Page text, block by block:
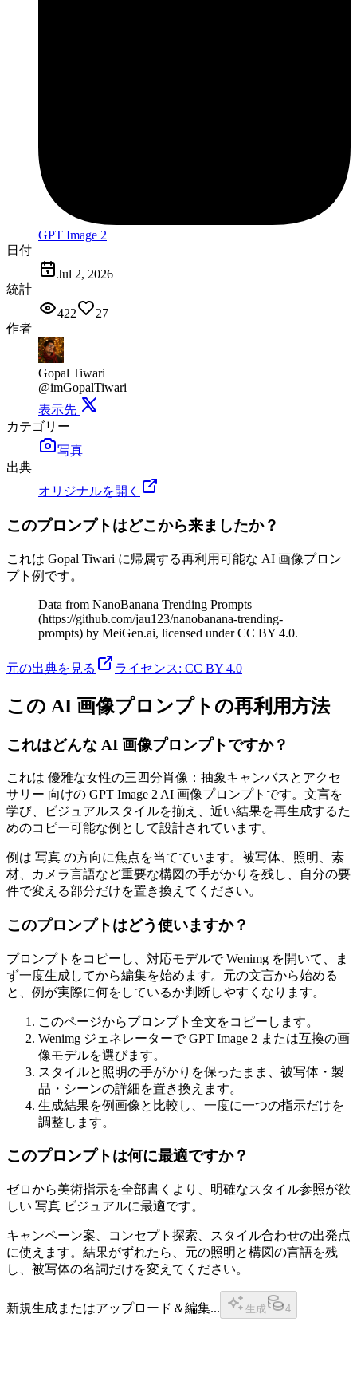
GPT Image 2
日付
Jul 2, 2026
統計
422
27
作者
Gopal Tiwari
@imGopalTiwari
表示先
カテゴリー
写真
出典
オリジナルを開く
このプロンプトはどこから来ましたか？
これは Gopal Tiwari に帰属する再利用可能な AI 画像プロン
プト例です。
Data from NanoBanana Trending Prompts
(https://github.com/jau123/nanobanana-trending-
prompts) by MeiGen.ai, licensed under CC BY 4.0.
元の出典を見る ライセンス: CC BY 4.0
この AI 画像プロンプトの再利用方法
これはどんな AI 画像プロンプトですか？
これは 優雅な女性の三四分肖像：抽象キャンバスとアクセ
サリー 向けの GPT Image 2 AI 画像プロンプトです。文言を
学び、ビジュアルスタイルを揃え、近い結果を再生成するた
めのコピー可能な例として設計されています。
例は 写真 の方向に焦点を当てています。被写体、照明、素
材、カメラ言語など重要な構図の手がかりを残し、自分の要
件で変える部分だけを置き換えてください。
このプロンプトはどう使いますか？
プロンプトをコピーし、対応モデルで Wenimg を開いて、ま
ず一度生成してから編集を始めます。元の文言から始める
と、例が実際に何をしているか判断しやすくなります。
このページからプロンプト全文をコピーします。
Wenimg ジェネレーターで GPT Image 2 または互換の画
像モデルを選びます。
スタイルと照明の手がかりを保ったまま、被写体・製
品・シーンの詳細を置き換えます。
生成結果を例画像と比較し、一度に一つの指示だけを
調整します。
このプロンプトは何に最適ですか？
ゼロから美術指示を全部書くより、明確なスタイル参照が欲
しい 写真 ビジュアルに最適です。
キャンペーン案、コンセプト探索、スタイル合わせの出発点
に使えます。結果がずれたら、元の照明と構図の言語を残
し、被写体の名詞だけを変えてください。
新規生成またはアップロード＆編集... 生成 4